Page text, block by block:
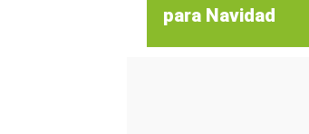
para Navidad